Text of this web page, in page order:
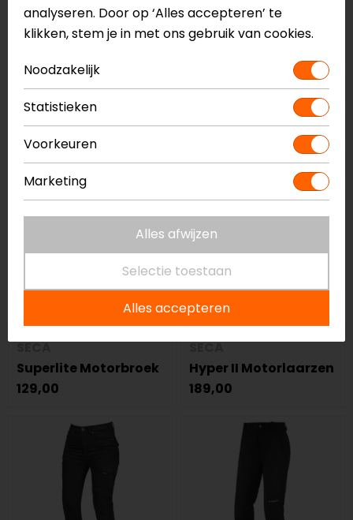
SECA
District Lady
Motorjas
189,00
Arrakis III Motorbroek
229,00
SECA
Superlite Motorbroek
129,00
SECA
Hyper II Motorlaarzen
189,00
analyseren. Door op ‘Alles accepteren’ te
klikken, stem je in met ons gebruik van cookies.
Noodzakelijk
Statistieken
Voorkeuren
Marketing
Alles afwijzen
Selectie toestaan
Alles accepteren